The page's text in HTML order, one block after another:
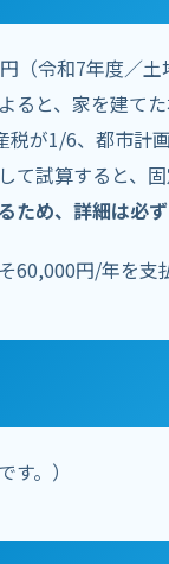
（令和7年度／土
と、家を建て
税が1/6、都市計
て試算すると、
ため、詳細は必
60,000円/年を支
。）